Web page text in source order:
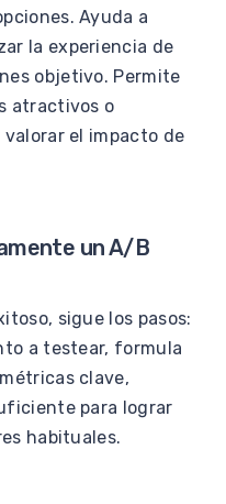
Ayuda a
la experiencia de
objetivo. Permite
atractivos o
el impacto de
un A/B
sigue los pasos:
a testear, formula
clave,
para lograr
habituales.